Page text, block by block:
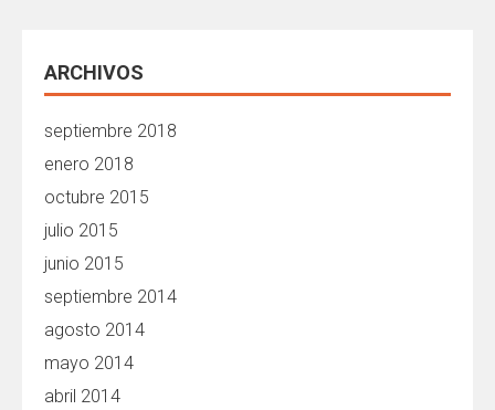
ARCHIVOS
septiembre 2018
enero 2018
octubre 2015
julio 2015
junio 2015
septiembre 2014
agosto 2014
mayo 2014
abril 2014